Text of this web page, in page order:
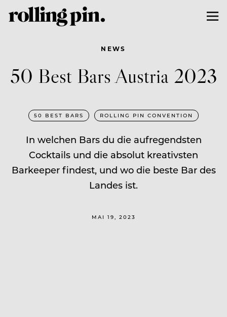
NEWS
50 Best Bars Austria 2023
50 BEST BARS ROLLING PIN CONVENTION
In welchen Bars du die aufregendsten
Cocktails und die absolut kreativsten
Barkeeper findest, und wo die beste Bar des
Landes ist.
MAI 19, 2023